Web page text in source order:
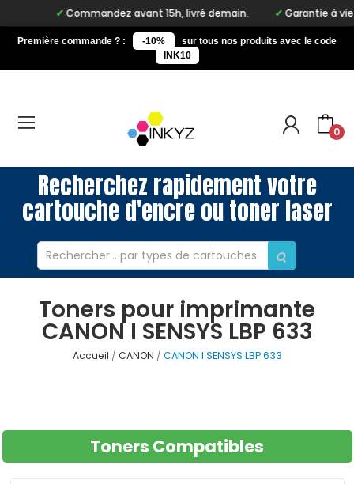
Commandez avant 15h, livré demain. Garantie à vie
Première commande ? : -10%
sur tous nos produits avec le code
INK10
0
Recherchez rapidement votre
cartouche d'encre ou toner laser
Toners pour imprimante
CANON I SENSYS LBP 633
Accueil CANON CANON I SENSYS LBP 633
Toners Compatibles